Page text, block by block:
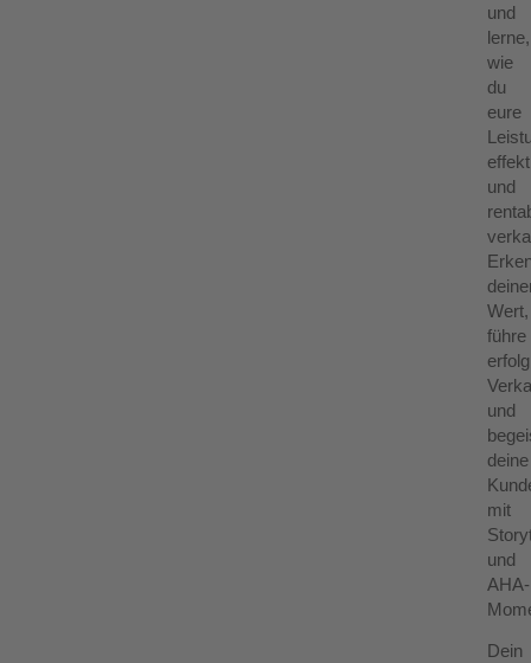
und
lerne,
wie
du
eure
und
Wert,
führe
und
deine
mit
und
AHA-
Dein